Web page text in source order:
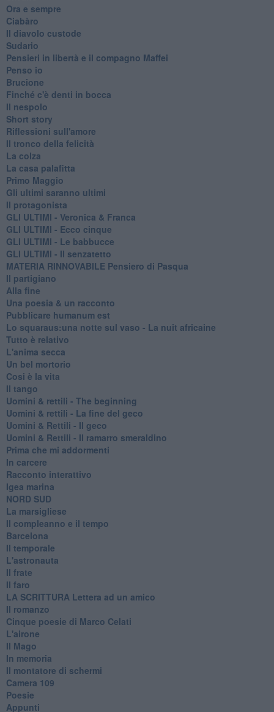
Ora e sempre
Ciabàro
Il diavolo custode
Sudario
Pensieri in libertà e il compagno Maffei
Penso io
Brucione
Finché c'è denti in bocca
Il nespolo
Short story
Riflessioni sull'amore
Il tronco della felicità
La colza
La casa palafitta
Primo Maggio
Gli ultimi saranno ultimi
Il protagonista
GLI ULTIMI - Veronica & Franca
GLI ULTIMI - Ecco cinque
GLI ULTIMI - Le babbucce
GLI ULTIMI - Il senzatetto
MATERIA RINNOVABILE Pensiero di Pasqua
Il partigiano
Alla fine
Una poesia & un racconto
Pubblicare humanum est
Lo squaraus:una notte sul vaso - La nuit africaine
Tutto è relativo
L'anima secca
Un bel mortorio
Cosi è la vita
Il tango
​Uomini & rettili - The beginning
​Uomini & rettili - La fine del geco
Uomini & Rettili - Il geco
Uomini & Rettili - Il ramarro smeraldino
Prima che mi addormenti
In carcere
Racconto interattivo
Igea marina
​NORD SUD
La marsigliese
Il compleanno e il tempo
Barcelona
Il temporale
L'astronauta
Il frate
Il faro
​LA SCRITTURA Lettera ad un amico
Il romanzo
Cinque poesie di Marco Celati
L'airone
Il Mago
In memoria
Il montatore di schermi
Camera 109
Poesie
Appunti